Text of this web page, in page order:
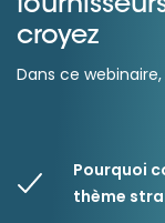
croyez
Dans ce
Pourquoi
thème